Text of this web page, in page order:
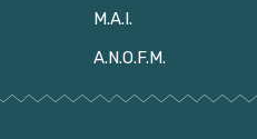
M.A.I.
A.N.O.F.M.